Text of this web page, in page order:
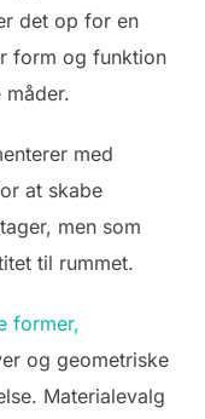
det op for en
form og funktion
måder.
med
at skabe
men som
til rummet.
former,
og geometriske
Materialevalg